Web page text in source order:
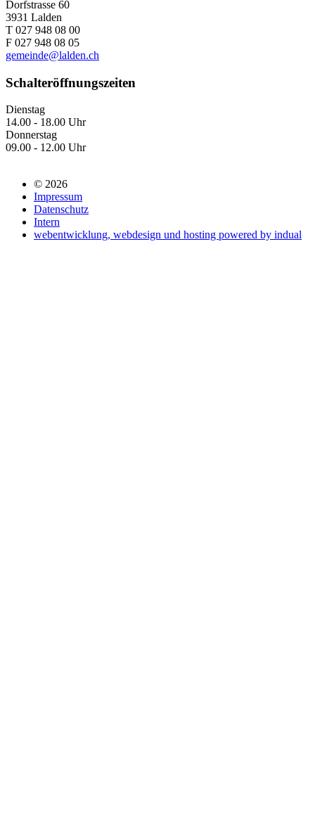
Dorfstrasse 60
3931 Lalden
T 027 948 08 00
F 027 948 08 05
gemeinde@lalden.ch
Schalteröffnungszeiten
Dienstag
14.00 - 18.00 Uhr
Donnerstag
09.00 - 12.00 Uhr
© 2026
Impressum
Datenschutz
Intern
webentwicklung, webdesign und hosting powered by indual